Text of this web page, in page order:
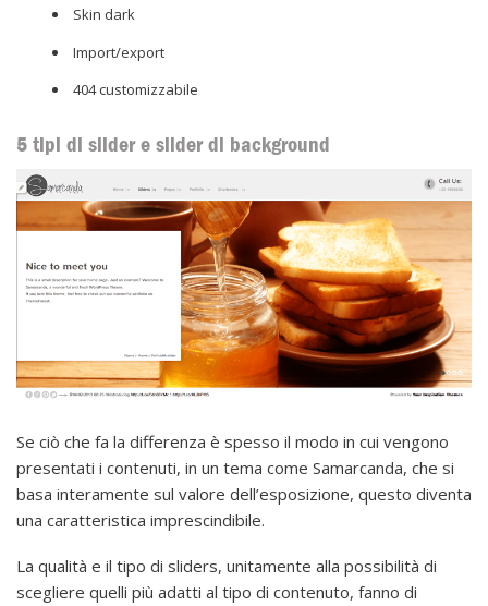
Skin dark
Import/export
404 customizzabile
5 tipi di slider e slider di background
Se ciò che fa la differenza è spesso il modo in cui vengono
presentati i contenuti, in un tema come Samarcanda, che si
basa interamente sul valore dell’esposizione, questo diventa
una caratteristica imprescindibile.
La qualità e il tipo di sliders, unitamente alla possibilità di
scegliere quelli più adatti al tipo di contenuto, fanno di